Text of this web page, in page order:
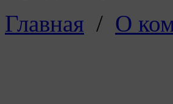
Главная / О